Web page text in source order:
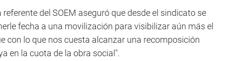
del SOEM aseguró que desde el sindicato se
fecha a una movilización para visibilizar aún más el
con lo que nos cuesta alcanzar una recomposición
en la cuota de la obra social".